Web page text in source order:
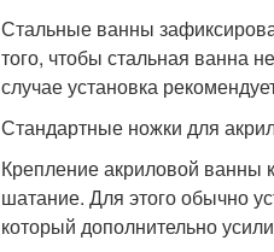
Стальные ванны
того, чтобы стальная ванна
случае установка
Стандартные ножки для
Крепление акриловой ванны
шатание. Для этого обычно
который дополнительно